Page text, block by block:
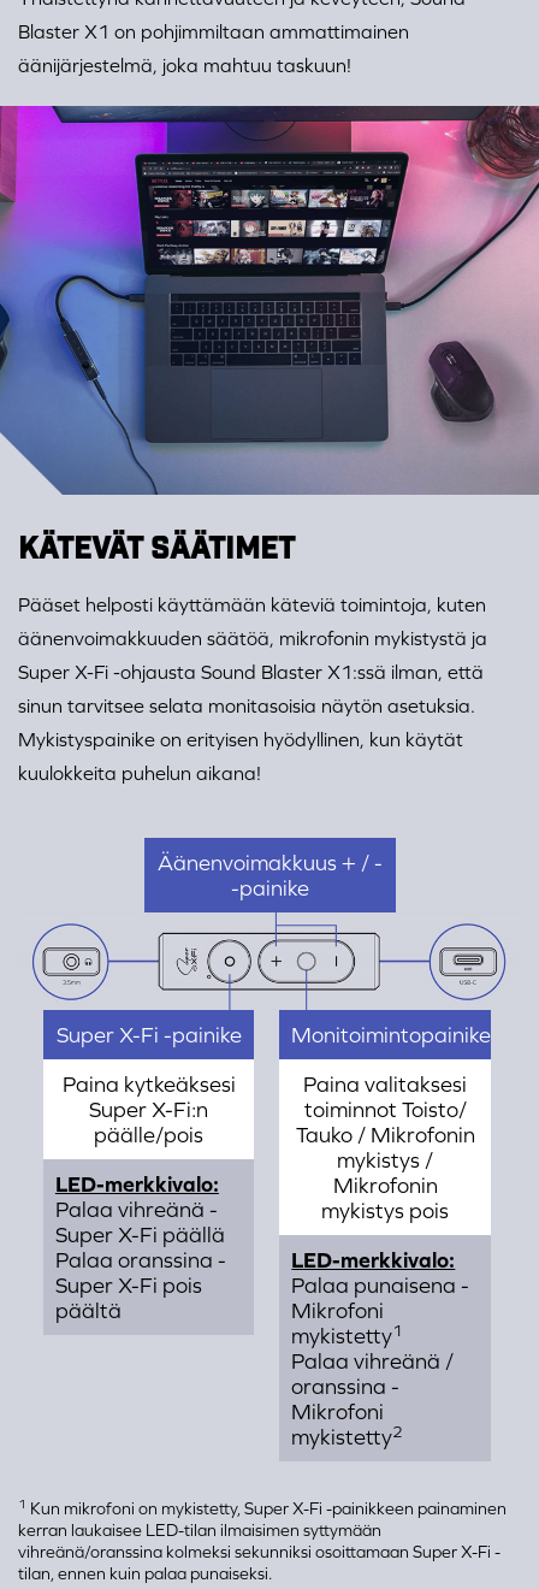
Blaster X1 on pohjimmiltaan ammattimainen
äänijärjestelmä, joka mahtuu taskuun!
KÄTEVÄT SÄÄTIMET
Pääset helposti käyttämään käteviä toimintoja, kuten
äänenvoimakkuuden säätöä, mikrofonin mykistystä ja
Super X-Fi -ohjausta Sound Blaster X1:ssä ilman, että
sinun tarvitsee selata monitasoisia näytön asetuksia.
Mykistyspainike on erityisen hyödyllinen, kun käytät
kuulokkeita puhelun aikana!
Äänenvoimakkuus + / -
-painike
Super X-Fi -painike
Paina kytkeäksesi
Super X-Fi:n
päälle/pois
LED-merkkivalo:
Palaa vihreänä -
Super X-Fi päällä
Palaa oranssina -
Super X-Fi pois
päältä
Monitoimintopainike
Paina valitaksesi
toiminnot Toisto/
Tauko / Mikrofonin
mykistys /
Mikrofonin
mykistys pois
LED-merkkivalo:
Palaa punaisena -
Mikrofoni
mykistetty1
Palaa vihreänä /
oranssina -
Mikrofoni
mykistetty2
1 Kun mikrofoni on mykistetty, Super X-Fi -painikkeen painaminen
kerran laukaisee LED-tilan ilmaisimen syttymään
vihreänä/oranssina kolmeksi sekunniksi osoittamaan Super X-Fi -
tilan, ennen kuin palaa punaiseksi.